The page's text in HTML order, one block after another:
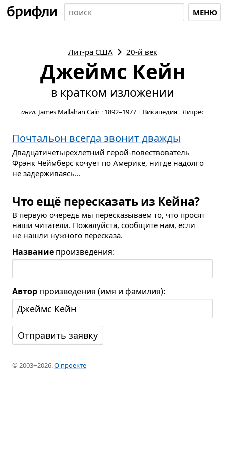
МЕНЮ
Лит-раСША 20-й век
Джеймс Кейн
в кратком изложении
англ. James Mallahan Cain · 1892–1977 Википедия Литрес
Почтальон всегда звонит дважды
Двадцатичетырехлетний герой-повествователь
Фрэнк Чеймберс кочует по Америке, нигде надолго
не задерживаясь...
Что ещё пересказать из Кейна?
В первую очередь мы пересказываем то, что просят
наши читатели. Пожалуйста, сообщите нам, если
не нашли нужного пересказа.
Название произведения:
Автор произведения (имя и фамилия):
© 2003−2026.О проекте